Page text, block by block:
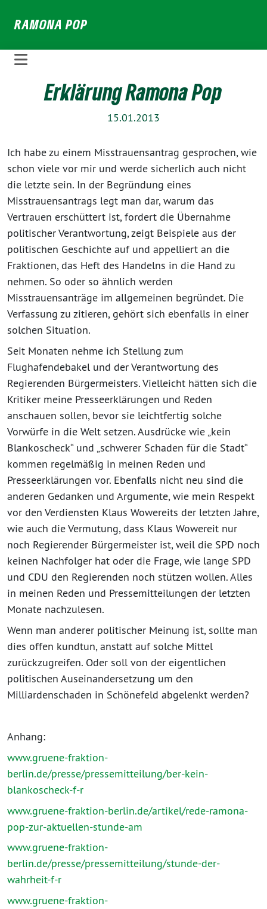
zumRAMONA POP
Erklärung Ramona Pop
15.01.2013
Ich habe zu einem Misstrauensantrag gesprochen, wie
schon viele vor mir und werde sicherlich auch nicht
die letzte sein. In der Begründung eines
Misstrauensantrags legt man dar, warum das
Vertrauen erschüttert ist, fordert die Übernahme
politischer Verantwortung, zeigt Beispiele aus der
politischen Geschichte auf und appelliert an die
Fraktionen, das Heft des Handelns in die Hand zu
nehmen. So oder so ähnlich werden
Misstrauensanträge im allgemeinen begründet. Die
Verfassung zu zitieren, gehört sich ebenfalls in einer
solchen Situation.
Seit Monaten nehme ich Stellung zum
Flughafendebakel und der Verantwortung des
Regierenden Bürgermeisters. Vielleicht hätten sich die
Kritiker meine Presseerklärungen und Reden
anschauen sollen, bevor sie leichtfertig solche
Vorwürfe in die Welt setzen. Ausdrücke wie „kein
Blankoscheck“ und „schwerer Schaden für die Stadt“
kommen regelmäßig in meinen Reden und
Presseerklärungen vor. Ebenfalls nicht neu sind die
anderen Gedanken und Argumente, wie mein Respekt
vor den Verdiensten Klaus Wowereits der letzten Jahre,
wie auch die Vermutung, dass Klaus Wowereit nur
noch Regierender Bürgermeister ist, weil die SPD noch
keinen Nachfolger hat oder die Frage, wie lange SPD
und CDU den Regierenden noch stützen wollen. Alles
in meinen Reden und Pressemitteilungen der letzten
Monate nachzulesen.
Wenn man anderer politischer Meinung ist, sollte man
dies offen kundtun, anstatt auf solche Mittel
zurückzugreifen. Oder soll von der eigentlichen
politischen Auseinandersetzung um den
Milliardenschaden in Schönefeld abgelenkt werden?
Anhang:
www.gruene-fraktion-
berlin.de/presse/pressemitteilung/ber-kein-
blankoscheck-f-r
www.gruene-fraktion-berlin.de/artikel/rede-ramona-
pop-zur-aktuellen-stunde-am
www.gruene-fraktion-
berlin.de/presse/pressemitteilung/stunde-der-
wahrheit-f-r
www.gruene-fraktion-